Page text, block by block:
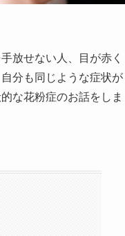
放せない人、目が赤く
分も同じような症状が
な花粉症のお話をしま